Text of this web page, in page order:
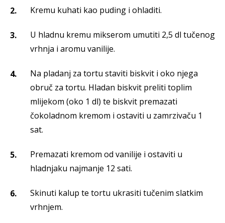
Kremu kuhati kao puding i ohladiti.
U hladnu kremu mikserom umutiti 2,5 dl tučenog
vrhnja i aromu vanilije.
Na pladanj za tortu staviti biskvit i oko njega
obruč za tortu. Hladan biskvit preliti toplim
mlijekom (oko 1 dl) te biskvit premazati
čokoladnom kremom i ostaviti u zamrzivaču 1
sat.
Premazati kremom od vanilije i ostaviti u
hladnjaku najmanje 12 sati.
Skinuti kalup te tortu ukrasiti tučenim slatkim
vrhnjem.